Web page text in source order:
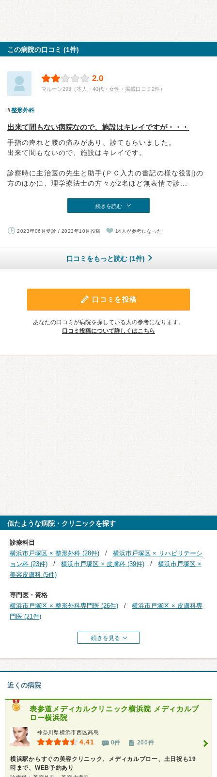
この病院の口コミ (1件)
2.0
マルーン293（本人・40代・女性・掲載口コミ2件）
整形外科
出来て間もない病院なので、施設はキレイですが・・・
手指の痺れと腰の痛みがあり、診てもらいました。
出来て間もないので、施設はキレイです。
診察時に主治医の先生と助手(ＰＣ入力の書記の様な役割)の
方のほかに、理学療法士の方々が2名ほど無表情で診...
続きを読む
2023年06月受診 / 2023年10月投稿 14人が参考になった
口コミをもっと読む (1件)
口コミを投稿
あなたの口コミが病院を探している人の参考になります。
口コミ投稿について詳しくはこちら
似たような病院・クリニックを探す
診療科目
横浜市戸塚区 × 整形外科 (28件)
横浜市戸塚区 × リハビリテーシ
ョン科 (23件)
横浜市戸塚区 × 皮膚科 (39件)
横浜市戸塚区 ×
美容皮膚科 (5件)
専門医・資格
横浜市戸塚区 × 整形外科専門医 (26件)
横浜市戸塚区 × 皮膚科専
門医 (21件)
続きを見る
近くの病院
表参道メディカルクリニック横浜院 メディカルブ
ロー横浜院
神奈川県横浜市西区高島
4.41 0件 200件
横浜駅からすぐの美容クリニック、メディカルブロー、土日祝も19
時まで、WEB予約あり